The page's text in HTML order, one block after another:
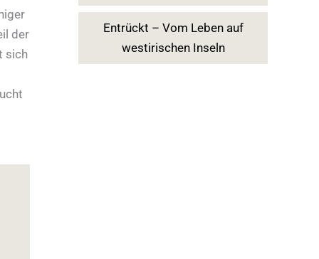
der
sich
Entrückt – Vom Leben auf
westirischen Inseln